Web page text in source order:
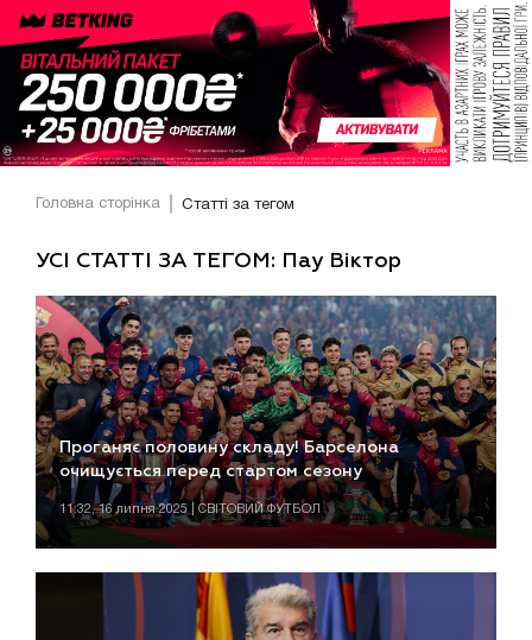
Головна сторінка Статті за тегом
УСІ СТАТТІ ЗА ТЕГОМ: Пау Віктор
Проганяє половину складу! Барселона
очищується перед стартом сезону
11:32, 16 липня 2025 | СВІТОВИЙ ФУТБОЛ